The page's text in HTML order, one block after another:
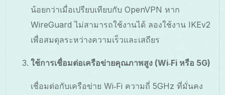
น้อยกว่าเมื่อเปรียบเทียบกับ OpenVPN หาก
WireGuard ไม่สามารถใช้งานได้ ลองใช้งาน IKEv2
เพื่อสมดุลระหว่างความเร็วและเสถียร
ใช้การเชื่อมต่อเครือข่ายคุณภาพสูง (Wi‑Fi หรือ 5G)
เชื่อมต่อกับเครือข่าย Wi‑Fi ความถี่ 5GHz ที่มั่นคง